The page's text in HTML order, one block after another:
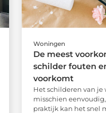
Woningen
De meest
schilder fouten
voorkomt
Het schilderen van
misschien
praktijk kan het snel